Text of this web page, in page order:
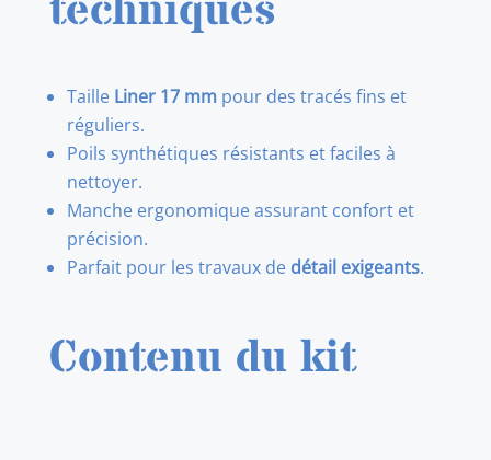
Taille Liner 17 mmpour des tracés fins et
réguliers.
Poils synthétiques résistants et faciles à
nettoyer.
Manche ergonomique assurant confort et
précision.
Parfait pour les travaux de détail exigeants.
Contenu du kit